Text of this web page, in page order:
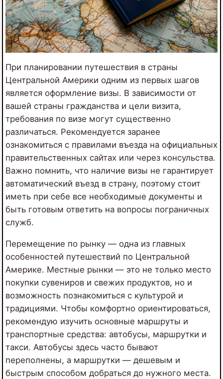
При планировании путешествия в страны
Центральной Америки одним из первых шагов
является оформление визы. В зависимости от
вашей страны гражданства и цели визита,
требования по визе могут существенно
различаться. Рекомендуется заранее
ознакомиться с правилами въезда на официальных
правительственных сайтах или через консульства.
Важно помнить, что наличие визы не гарантирует
автоматический въезд в страну, поэтому стоит
иметь при себе все необходимые документы и
быть готовым ответить на вопросы пограничных
служб.
Перемещение по рынку — одна из главных
особенностей путешествий по Центральной
Америке. Местные рынки — это не только место
покупки сувениров и свежих продуктов, но и
возможность познакомиться с культурой и
традициями. Чтобы комфортно ориентироваться,
рекомендую изучить основные маршруты и
транспортные средства: автобусы, маршрутки и
такси. Автобусы здесь часто бывают
переполнены, а маршрутки — дешевым и
быстрым способом добраться до нужного места.